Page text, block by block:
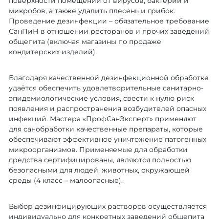
насекомые
Самая доступная цена на рынке
при сохранении надёжного
Что входит в услугу
25 000 ₸
Оставить заявку
которая предотвращает повторное
заражение
2 этапа обработки, второй выезд
50–70% скидка
Подходит для комплексной
защиты от насекомых, грызунов,
земноводных, диких животных
(по согласованию)
Что входит в услугу
50 000 ₸
Оставить заявку
Подавляется устойчивость
и иммунитет у вредителей
— подходит даже при повторных
вспышках заражения
Устанавливаются мониторинговые
ловушки и станции контроля —
отслеживание ситуации
после обработки
Включены все этапы
профилактической
и истребительной обработки
Рекомендуется при высокой
степени заражения, сложных
объектах (рестораны, склады,
микробов, а также удалить плесень и грибок.
Проведение дезинфекции – обязательное требование
СанПиН в отношении ресторанов и прочих заведений
общепита (включая магазины по продаже
кондитерских изделий).
Благодаря качественной дезинфекционной обработке
удаётся обеспечить удовлетворительные санитарно-
эпидемиологические условия, свести к нулю риск
появления и распространения возбудителей опасных
инфекций. Мастера «ПрофСанЭксперт» применяют
для санобработки качественные препараты, которые
обеспечивают эффективное уничтожение патогенных
микроорганизмов. Применяемые для обработки
средства сертифицированы, являются полностью
безопасными для людей, животных, окружающей
среды (4 класс – малоопасные).
Выбор дезинфицирующих растворов осуществляется
индивидуально для конкретных заведений общепита